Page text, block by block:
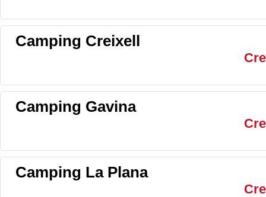
Camping Creixell
Camping Gavina
Camping La Plana